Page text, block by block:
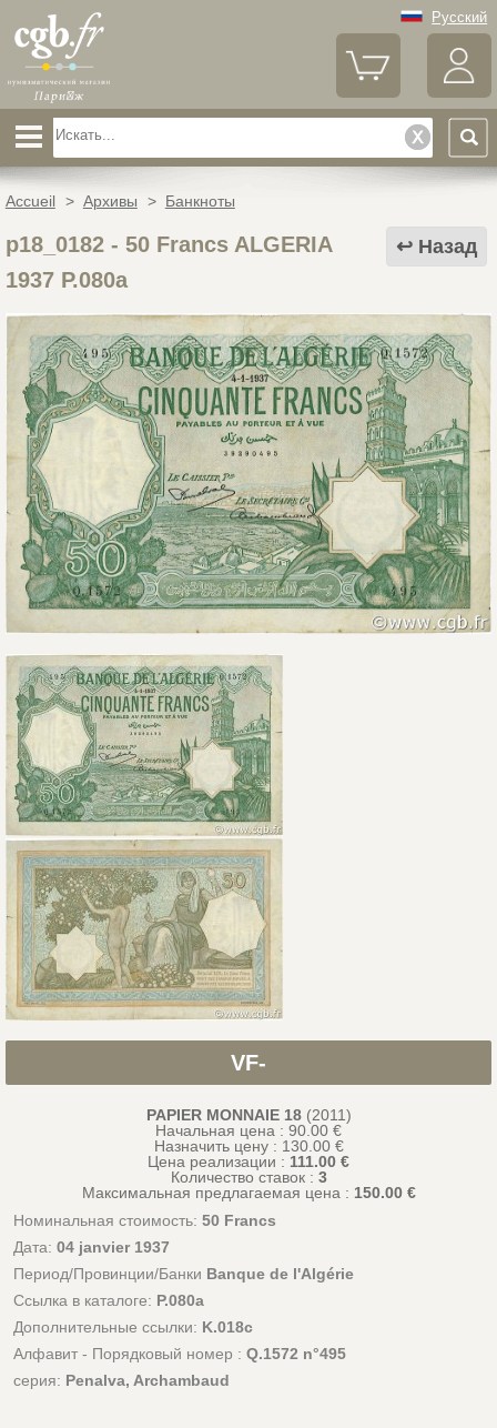
Русский
Accueil > Архивы > Банкноты
Назад
p18_0182- 50 Francs ALGERIA
1937 P.080a
VF-
PAPIER MONNAIE 18(2011)
Начальная цена : 90.00 €
Назначить цену : 130.00€
Цена реализации : 111.00 €
Количество ставок : 3
Максимальная предлагаемая цена : 150.00 €
Номинальная стоимость: 50 Francs
Дата: 04 janvier 1937
Период/Провинции/Банки Banque de l'Algérie
Ссылка в каталоге: P.080a
Дополнительные ссылки: K.018c
Алфавит - Порядковый номер : Q.1572 n°495
серия: Penalva, Archambaud